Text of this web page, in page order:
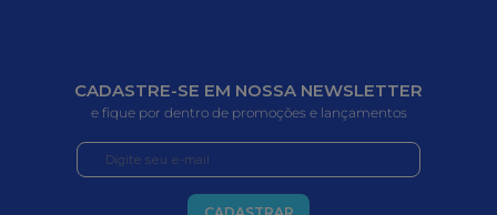
CADASTRE-SE EM NOSSA NEWSLETTER
e fique por dentro de promoções e lançamentos